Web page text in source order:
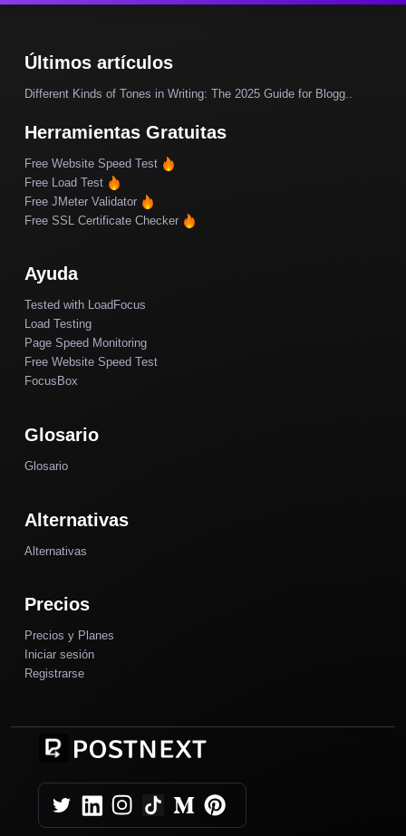
Últimos artículos
Different Kinds of Tones in Writing: The 2025 Guide for Blogg..
Herramientas Gratuitas
Free Website Speed Test
Free Load Test
Free JMeter Validator
Free SSL Certificate Checker
Ayuda
Tested with LoadFocus
Load Testing
Page Speed Monitoring
Free Website Speed Test
FocusBox
Glosario
Glosario
Alternativas
Alternativas
Precios
Precios y Planes
Iniciar sesión
Registrarse